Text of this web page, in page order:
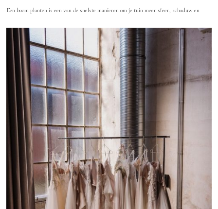
Een boom planten is een van de snelste manieren om je tuin meer sfeer, schaduw en